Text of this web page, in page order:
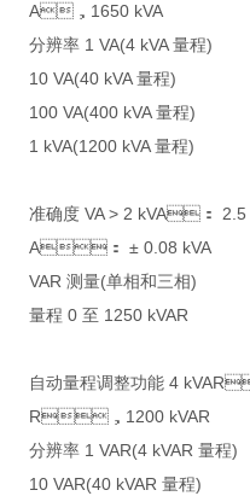
A，1650 kVA
分辨率 1 VA(4 kVA 量程)
10 VA(40 kVA 量程)
100 VA(400 kVA 量程)
1 kVA(1200 kVA 量程)
准确度 VA > 2 kVA： 2.5
A： ± 0.08 kVA
VAR 测量(单相和三相)
量程 0 至 1250 kVAR
自动量程调整功能 4
R，1200 kVAR
分辨率 1 VAR(4 kVAR 量程)
10 VAR(40 kVAR 量程)